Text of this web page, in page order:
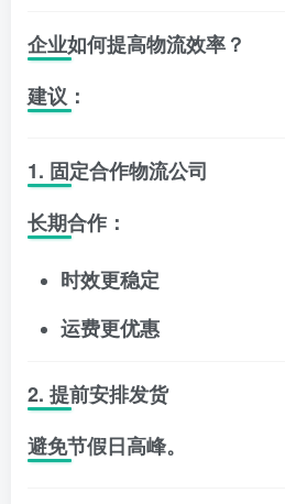
企业如何提高物流效率？
建议：
1. 固定合作物流公司
长期合作：
时效更稳定
运费更优惠
2. 提前安排发货
避免节假日高峰。